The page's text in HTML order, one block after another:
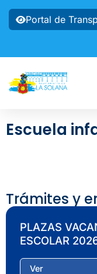
Portal de
Escuela
Trámites y
PLAZAS
ESCOLAR
Ver